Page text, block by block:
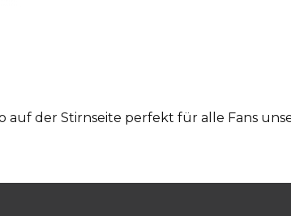
der Stirnseite perfekt für alle Fans